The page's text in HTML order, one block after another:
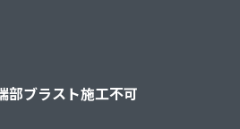
住まいの塗替えガイド
部ブラスト施工不可